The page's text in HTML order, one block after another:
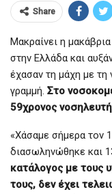
Share
Μακραίνει η
στην Ελλάδα και
έχασαν τη μάχη με
γραμμή. Στο
59χρονος
«Χάσαμε σήμερα τον
διασωληνώθηκε και
κατάλογος με τους
τους, δεν έχει